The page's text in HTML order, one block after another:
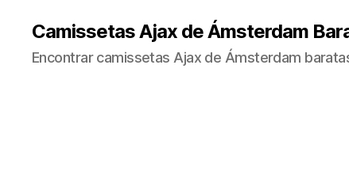
Camissetas Ajax de Ámsterdam
Encontrar camissetas Ajax de Ámsterdam